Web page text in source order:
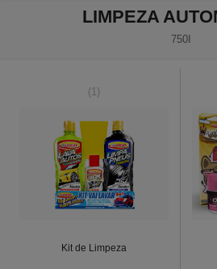
LIMPEZA
750I
(1)
Kit de Limpeza